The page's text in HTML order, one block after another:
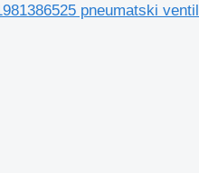
pneumatski ventil